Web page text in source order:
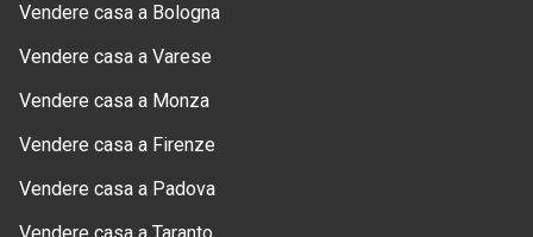
Vendere casa a Bologna
Vendere casa a Varese
Vendere casa a Monza
Vendere casa a Firenze
Vendere casa a Padova